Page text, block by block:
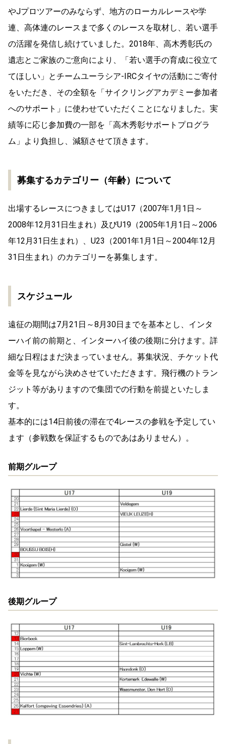
やJプロツアーのみならず、地方のローカルレースや学
連、高体連のレースまで多くのレースを取材し、若い選手
の活躍を発信し続けていました。2018年、高木秀彰氏の
遺志とご家族のご意向により、「若い選手の育成に役立て
てほしい」とチームユーラシア-IRCタイヤの活動にご寄付
をいただき、その全額を「サイクリングアカデミー参加者
へのサポート」に使わせていただくことになりました。実
績等に応じ参加費の一部を「高木秀彰サポートプログラ
ム」より負担し、減額させて頂きます。
募集するカテゴリー（年齢）について
出場するレースにつきましてはU17（2007年1月1日～
2008年12月31日生まれ）及びU19（2005年1月1日～2006
年12月31日生まれ）、U23（2001年1月1日～2004年12月
31日生まれ）のカテゴリーを募集します。
スケジュール
遠征の期間は7月21日～8月30日までを基本とし、インタ
ーハイ前の前期と、インターハイ後の後期に分けます。詳
細な日程はまだ決まっていません。募集状況、チケット代
金等を見ながら決めさせていただきます。飛行機のトラン
ジット等がありますので集団での行動を前提といたしま
す。
基本的には14日前後の滞在で4レースの参戦を予定してい
ます（参戦数を保証するものであはありません）。
前期グループ
後期グループ